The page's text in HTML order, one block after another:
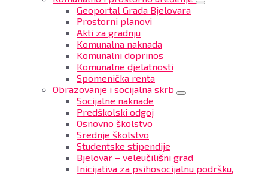
Geoportal Grada Bjelovara
Prostorni planovi
Akti za gradnju
Komunalna naknada
Komunalni doprinos
Komunalne djelatnosti
Spomenička renta
Obrazovanje i socijalna skrb
Socijalne naknade
Predškolski odgoj
Osnovno školstvo
Srednje školstvo
Studentske stipendije
Bjelovar – veleučilišni grad
Inicijativa za psihosocijalnu podršku,